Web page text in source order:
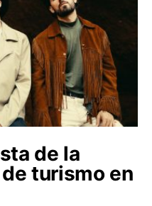
de la
turismo en